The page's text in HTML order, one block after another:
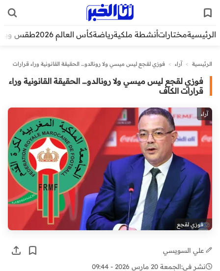
الرئيسيةمختاراتأنشطة ملكيةرياضةكأس العالم 2026 طقس
الرئيسية > آراء > فوزي لقجع ليس ميسي ولا رونالدو… الحقيقة القانونية وراء قرارات
فوزي لقجع ليس ميسي ولا رونالدو… الحقيقة القانونية وراء
قرارات الكاف
آراء
فوزي لقجع
علي السويسي
نشر في:الجمعة 20 مارس 2026 - 09:44